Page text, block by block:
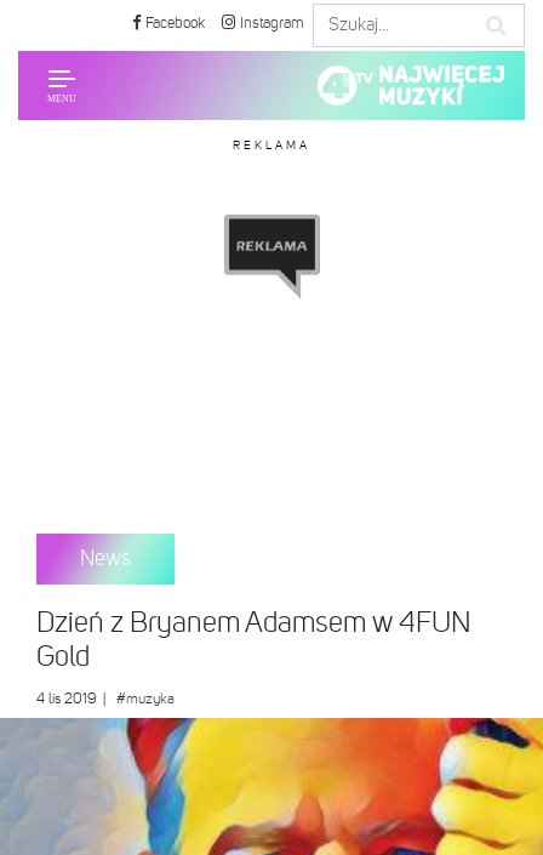
Facebook Instagram
REKLAMA
News
Dzień z Bryanem Adamsem w 4FUN
Gold
4 lis 2019 #muzyka